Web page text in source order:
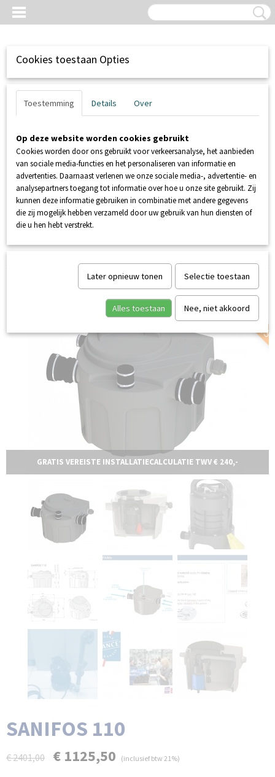
Inloggen Registreren
UW WINKELWAGEN
GRATIS VEREISTE INSTALLATIECALCULATIE TWV € 240,-
SERVICE AAN HUIS
SANIFOS 110
€ 2401,00 € 1125,50 (inclusief btw 21%)
Cookies toestaan Opties
Toestemming Details Over
Op deze website worden cookies gebruikt
Cookies worden door ons gebruikt voor verkeersanalyse, het aanbieden
van sociale media-functies en het personaliseren van informatie en
advertenties. Daarnaast verlenen we onze sociale media-, advertentie- en
analysepartners toegang tot informatie over hoe u onze site gebruikt. Zij
kunnen deze informatie gebruiken in combinatie met andere gegevens
die zij mogelijk hebben verzameld door uw gebruik van hun diensten of
die u hen hebt verstrekt.
Later opnieuw tonen Selectie toestaan
Alles toestaan Nee, niet akkoord